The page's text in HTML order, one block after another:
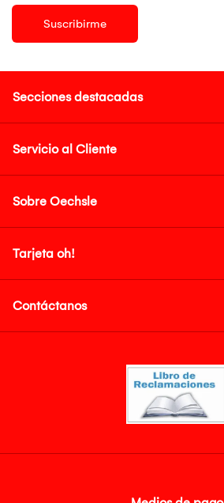
Suscribirme
Secciones destacadas
Servicio al Cliente
Sobre Oechsle
Tarjeta oh!
Contáctanos